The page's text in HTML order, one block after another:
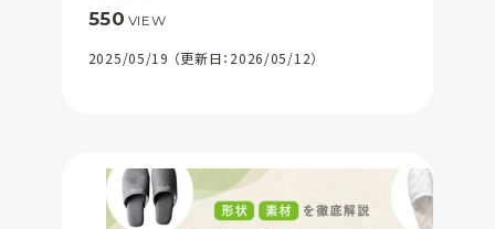
550 VIEW
2025/05/19 （更新日：2026/05/12）